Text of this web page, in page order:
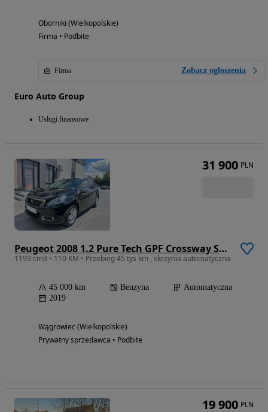
Oborniki (Wielkopolskie)
Firma • Podbite
Firma Zobacz ogłoszenia
Euro Auto Group
Usługi finansowe
Peugeot 2008 1.2 Pure Tech GPF Crossway S&S EAT6
1199 cm3 • 110 KM • Przebieg 45 tys km , skrzynia automatyczna
45 000 km Benzyna
Automatyczna
2019
Wągrowiec (Wielkopolskie)
Prywatny sprzedawca • Podbite
31 900 PLN
19 900 PLN